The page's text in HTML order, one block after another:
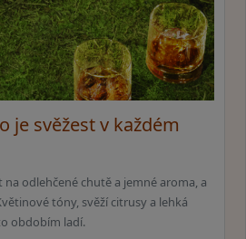
je svěžest v každém
na odlehčené chutě a jemné aroma, a
tóny, svěží citrusy a lehká
obdobím ladí.